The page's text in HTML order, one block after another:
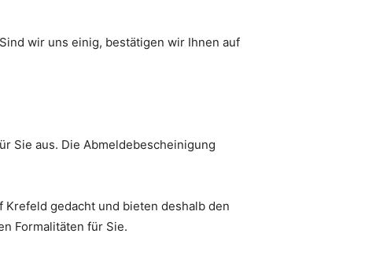
wir uns einig, bestätigen wir Ihnen auf
Sie aus. Die Abmeldebescheinigung
Krefeld gedacht und bieten deshalb den
Formalitäten für Sie.